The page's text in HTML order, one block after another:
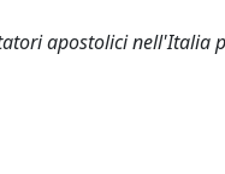
apostolici